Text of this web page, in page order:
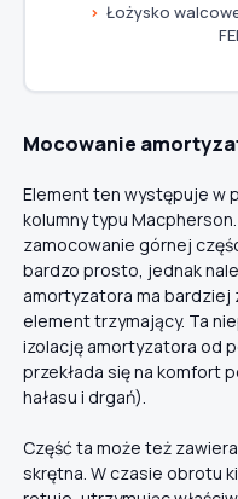
Łożysko
Mocowanie
Element ten występuje w
kolumny typu
zamocowanie górnej
bardzo prosto, jednak
amortyzatora ma bardziej
element trzymający. Ta
izolację amortyzatora od
przekłada się na komfort
hałasu i drgań).
Część ta może też
skrętna. W czasie obrotu